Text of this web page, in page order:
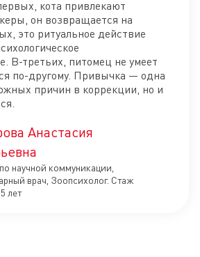
кота привлекают
он возвращается на
это ритуальное действие
В-третьих, питомец не умеет
по-другому. Привычка — одна
причин в коррекции, но и
Анастасия
научной коммуникации,
врач, Зоопсихолог. Стаж
лет